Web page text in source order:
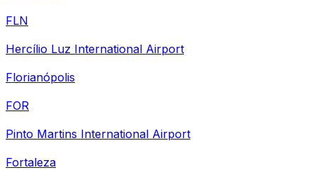
FLN
Hercílio Luz International Airport
Florianópolis
FOR
Pinto Martins International Airport
Fortaleza